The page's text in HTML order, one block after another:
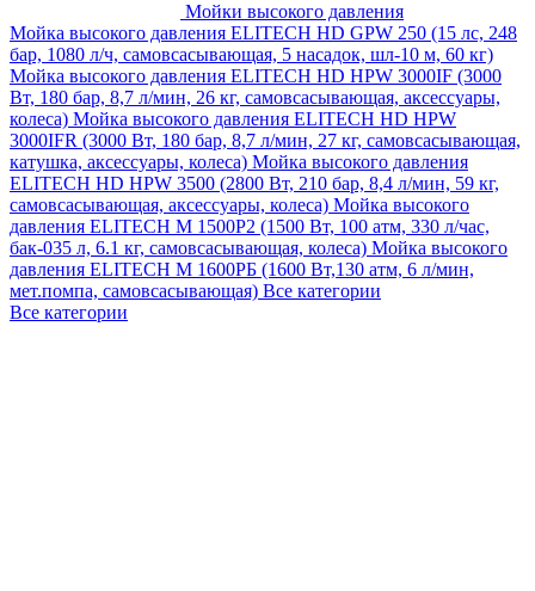
Мойки высокого давления
Мойка высокого давления ELITECH HD GPW 250 (15 лс, 248
бар, 1080 л/ч, самовсасывающая, 5 насадок, шл-10 м, 60 кг)
Мойка высокого давления ELITECH HD HPW 3000IF (3000
Вт, 180 бар, 8,7 л/мин, 26 кг, самовсасывающая, аксессуары,
колеса) Мойка высокого давления ELITECH HD HPW
3000IFR (3000 Вт, 180 бар, 8,7 л/мин, 27 кг, самовсасывающая,
катушка, аксессуары, колеса) Мойка высокого давления
ELITECH HD HPW 3500 (2800 Вт, 210 бар, 8,4 л/мин, 59 кг,
самовсасывающая, аксессуары, колеса) Мойка высокого
давления ELITECH M 1500P2 (1500 Вт, 100 атм, 330 л/час,
бак-035 л, 6.1 кг, самовсасывающая, колеса) Мойка высокого
давления ELITECH М 1600РБ (1600 Вт,130 атм, 6 л/мин,
мет.помпа, самовсасывающая) Все категории
Все категории